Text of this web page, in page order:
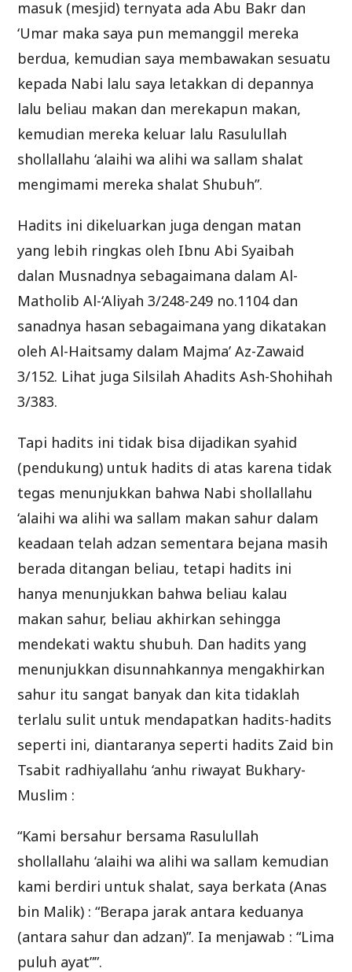
masuk (mesjid) ternyata ada Abu Bakr dan
‘Umar maka saya pun memanggil mereka
berdua, kemudian saya membawakan sesuatu
kepada Nabi lalu saya letakkan di depannya
lalu beliau makan dan merekapun makan,
kemudian mereka keluar lalu Rasulullah
shollallahu ‘alaihi wa alihi wa sallam shalat
mengimami mereka shalat Shubuh”.
Hadits ini dikeluarkan juga dengan matan
yang lebih ringkas oleh Ibnu Abi Syaibah
dalan Musnadnya sebagaimana dalam Al-
Matholib Al-‘Aliyah 3/248-249 no.1104 dan
sanadnya hasan sebagaimana yang dikatakan
oleh Al-Haitsamy dalam Majma’ Az-Zawaid
3/152. Lihat juga Silsilah Ahadits Ash-Shohihah
3/383.
Tapi hadits ini tidak bisa dijadikan syahid
(pendukung) untuk hadits di atas karena tidak
tegas menunjukkan bahwa Nabi shollallahu
‘alaihi wa alihi wa sallam makan sahur dalam
keadaan telah adzan sementara bejana masih
berada ditangan beliau, tetapi hadits ini
hanya menunjukkan bahwa beliau kalau
makan sahur, beliau akhirkan sehingga
mendekati waktu shubuh. Dan hadits yang
menunjukkan disunnahkannya mengakhirkan
sahur itu sangat banyak dan kita tidaklah
terlalu sulit untuk mendapatkan hadits-hadits
seperti ini, diantaranya seperti hadits Zaid bin
Tsabit radhiyallahu ‘anhu riwayat Bukhary-
Muslim :
“Kami bersahur bersama Rasulullah
shollallahu ‘alaihi wa alihi wa sallam kemudian
kami berdiri untuk shalat, saya berkata (Anas
bin Malik) : “Berapa jarak antara keduanya
(antara sahur dan adzan)”. Ia menjawab : “Lima
puluh ayat””.